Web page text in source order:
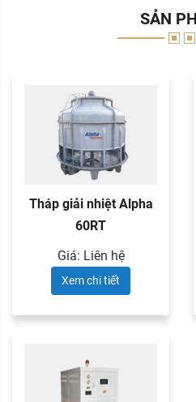
SẢN
Tháp giải nhiệt Alpha
60RT
Giá: Liên hệ
Xem chi tiết